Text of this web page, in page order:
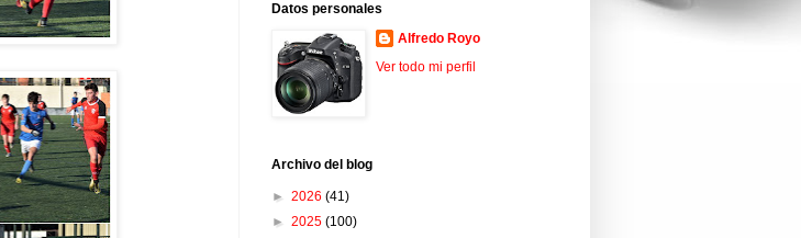
Datos personales
Alfredo Royo
Ver todo mi perfil
Archivo del blog
► 2026 (41)
► 2025 (100)